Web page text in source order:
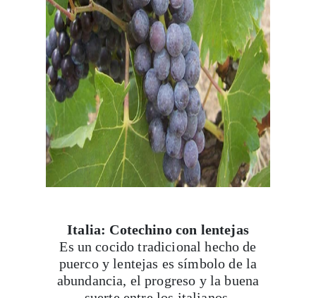
Italia: Cotechino con lentejas
Es un cocido tradicional hecho de
puerco y lentejas es símbolo de la
abundancia, el progreso y la buena